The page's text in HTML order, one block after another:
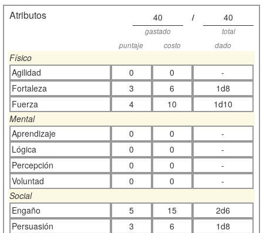
Atributos 40 / 40
gastado
total
puntaje
costo dado
Físico
Agilidad
0 0
-
Fortaleza
3 6
1d8
Fuerza
4 10
1d10
Mental
Aprendizaje
0 0
-
Lógica
0 0
-
Percepción
0 0
-
Voluntad
0 0
-
Social
Engaño
5 15
2d6
Persuasión
3 6
1d8